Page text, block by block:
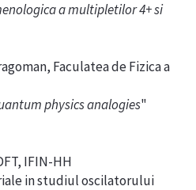
a multipletilor 4+ si
Faculatea de Fizica a
physics analogies"
IFIN-HH
in studiul oscilatorului